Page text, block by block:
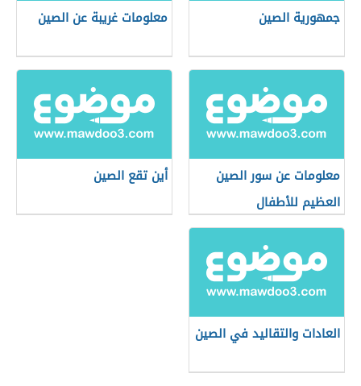
جمهورية الصين معلومات غريبة عن الصين
معلومات عن سور الصين
العظيم للأطفال
أين تقع الصين
العادات والتقاليد في الصين